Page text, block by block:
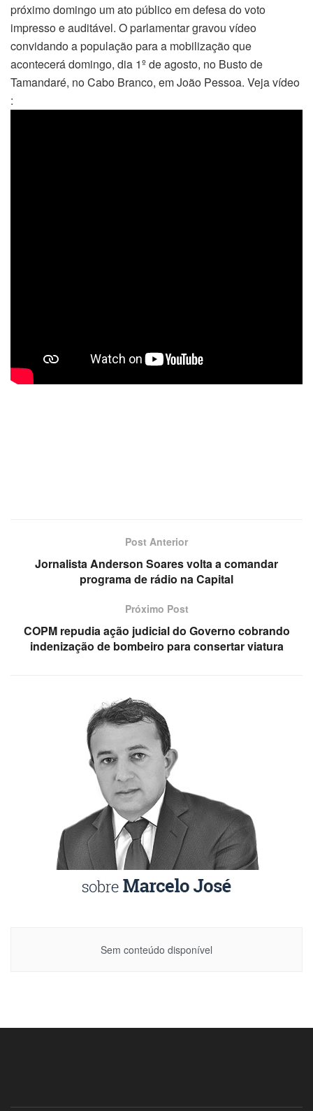
próximo domingo um ato público em defesa do voto
impresso e auditável. O parlamentar gravou vídeo
convidando a população para a mobilização que
acontecerá domingo, dia 1º de agosto, no Busto de
Tamandaré, no Cabo Branco, em João Pessoa. Veja vídeo
:
Post Anterior
Jornalista Anderson Soares volta a comandar
programa de rádio na Capital
Próximo Post
COPM repudia ação judicial do Governo cobrando
indenização de bombeiro para consertar viatura
Sem conteúdo disponível